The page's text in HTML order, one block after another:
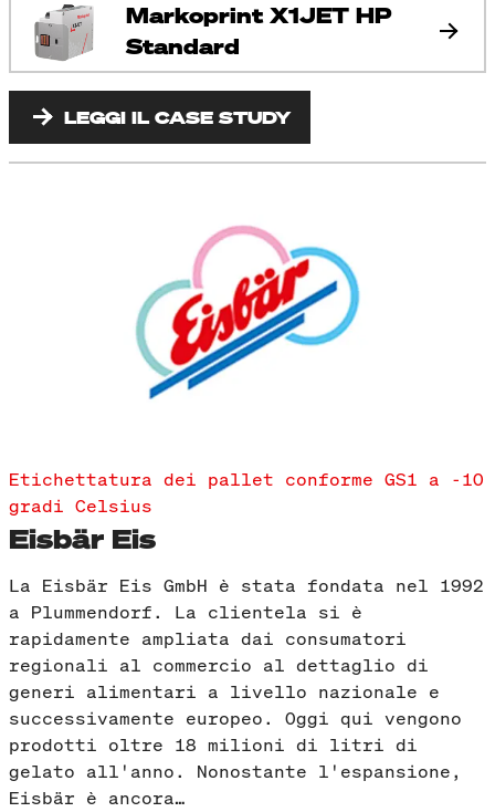
Markoprint X1JET HP
Standard
LEGGI IL CASE STUDY
Etichettatura dei pallet conforme GS1 a -10
gradi Celsius
Eisbär Eis
La Eisbär Eis GmbH è stata fondata nel 1992
a Plummendorf. La clientela si è
rapidamente ampliata dai consumatori
regionali al commercio al dettaglio di
generi alimentari a livello nazionale e
successivamente europeo. Oggi qui vengono
prodotti oltre 18 milioni di litri di
gelato all'anno. Nonostante l'espansione,
Eisbär è ancora…